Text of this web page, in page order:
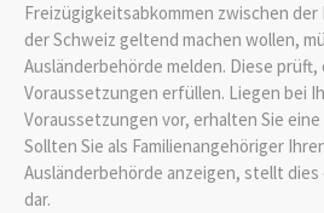
Freizügigkeitsabkommen zwischen der
der Schweiz geltend machen wollen,
Ausländerbehörde melden. Diese prüft,
Voraussetzungen erfüllen. Liegen bei
Voraussetzungen vor, erhalten Sie
Sollten Sie als Familienangehöriger
Ausländerbehörde anzeigen, stellt
dar.